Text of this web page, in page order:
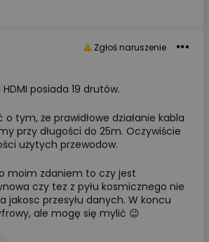
Zgłoś naruszenie
posiada 19 drutów.
tym, że prawidłowe działanie kabla
przy długości do 25m. Oczywiście
użytych przewodow.
moim zdaniem to czy jest
czy tez z pyłu kosmicznego nie
jakosc przesyłu danych. W koncu
ale mogę się mylić 😉